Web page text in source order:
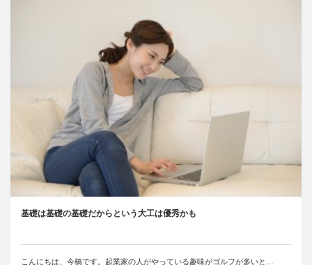
基礎は基礎の基礎だからという大工は優秀かも
こんにちは、今橋です。起業家の人がやっている趣味がゴルフが多いと…